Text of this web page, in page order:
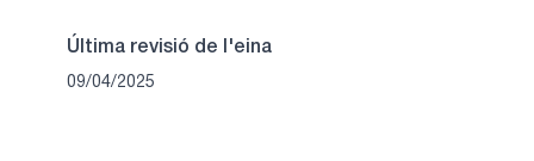
Última revisió de l'eina
09/04/2025